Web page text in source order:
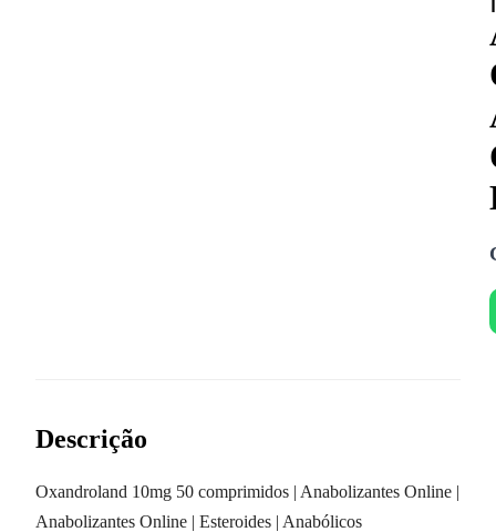
Descrição
Oxandroland 10mg 50 comprimidos | Anabolizantes Online |
Anabolizantes Online | Esteroides | Anabólicos